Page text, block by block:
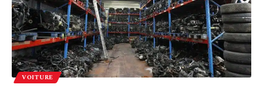
VOITURE